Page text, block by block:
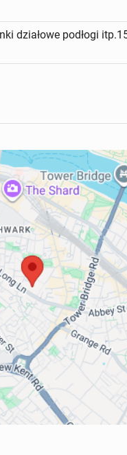
działowe podłogi